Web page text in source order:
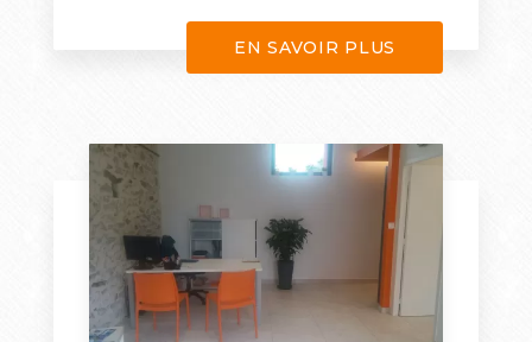
EN SAVOIR PLUS